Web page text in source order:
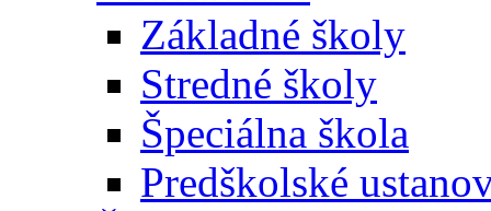
Základné školy
Stredné školy
Špeciálna škola
Predškolské